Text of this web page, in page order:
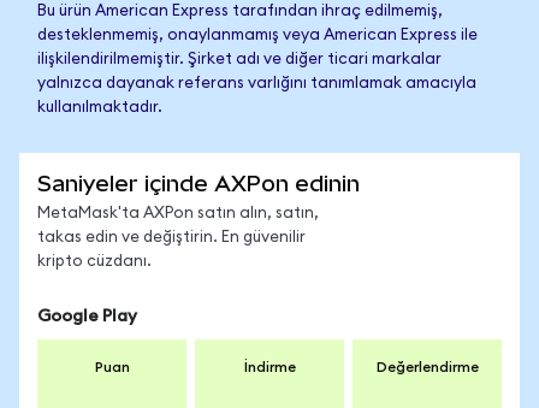
Bu ürün American Express tarafından ihraç edilmemiş,
desteklenmemiş, onaylanmamış veya American Express ile
ilişkilendirilmemiştir. Şirket adı ve diğer ticari markalar
yalnızca dayanak referans varlığını tanımlamak amacıyla
kullanılmaktadır.
Saniyeler içinde AXPon edinin
MetaMask'ta AXPon satın alın, satın,
takas edin ve değiştirin. En güvenilir
kripto cüzdanı.
Google Play
Puan İndirme Değerlendirme